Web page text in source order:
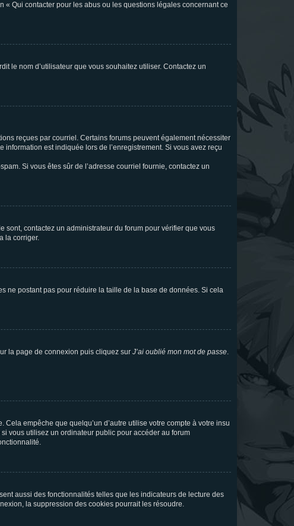
Qui contacter pour les abus ou les questions légales concernant ce
le nom d’utilisateur que vous souhaitez utiliser. Contactez un
reçues par courriel. Certains forums peuvent également nécessiter
est indiquée lors de l’enregistrement. Si vous avez reçu
Si vous êtes sûr de l’adresse courriel fournie, contactez un
sont, contactez un administrateur du forum pour vérifier que vous
la corriger.
ne postant pas pour réduire la taille de la base de données. Si cela
la page de connexion puis cliquez sur J’ai oublié mon mot de passe.
empêche que quelqu’un d’autre utilise votre compte à votre insu
vous utilisez un ordinateur public pour accéder au forum
aussi des fonctionnalités telles que les indicateurs de lecture des
la suppression des cookies pourrait les résoudre.